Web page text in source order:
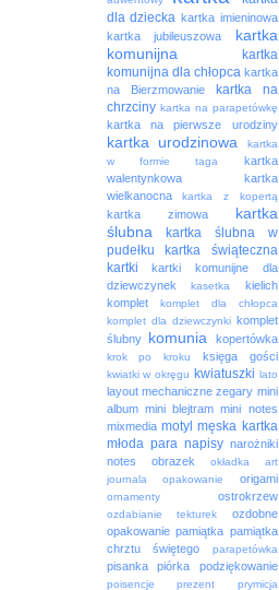
dla dziecka kartka imieninowa
kartka jubileuszowa
kartka
komunijna
kartka
komunijna dla chłopca kartka
na Bierzmowanie
kartka na
chrzciny kartka na parapetówkę
kartka na pierwsze urodziny
kartka urodzinowa
kartka
w formie taga
kartka
walentynkowa
kartka
wielkanocna
kartka z kopertą
kartka zimowa
kartka
ślubna
kartka ślubna w
pudełku
kartka świąteczna
kartki
kartki komunijne dla
dziewczynek
kasetka
kielich
komplet
komplet dla chłopca
komplet dla dziewczynki komplet
ślubny
komunia kopertówka
krok po kroku księga gości
kwiatki w okręgu kwiatuszki lato
layout mechaniczne zegary mini
album mini blejtram mini notes
mixmedia motyl męska kartka
młoda para napisy narożniki
notes
obrazek
okładka art
journala
opakowanie origami
ornamenty ostrokrzew
ozdabianie tekturek
ozdobne
opakowanie pamiątka pamiątka
chrztu świętego
parapetówka
pisanka piórka podziękowanie
poisencje prezent prymicja